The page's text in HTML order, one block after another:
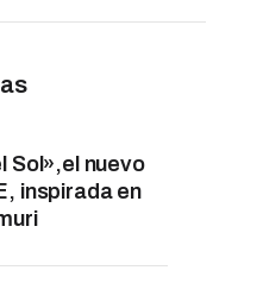
Sol»,el nuevo
inspirada en